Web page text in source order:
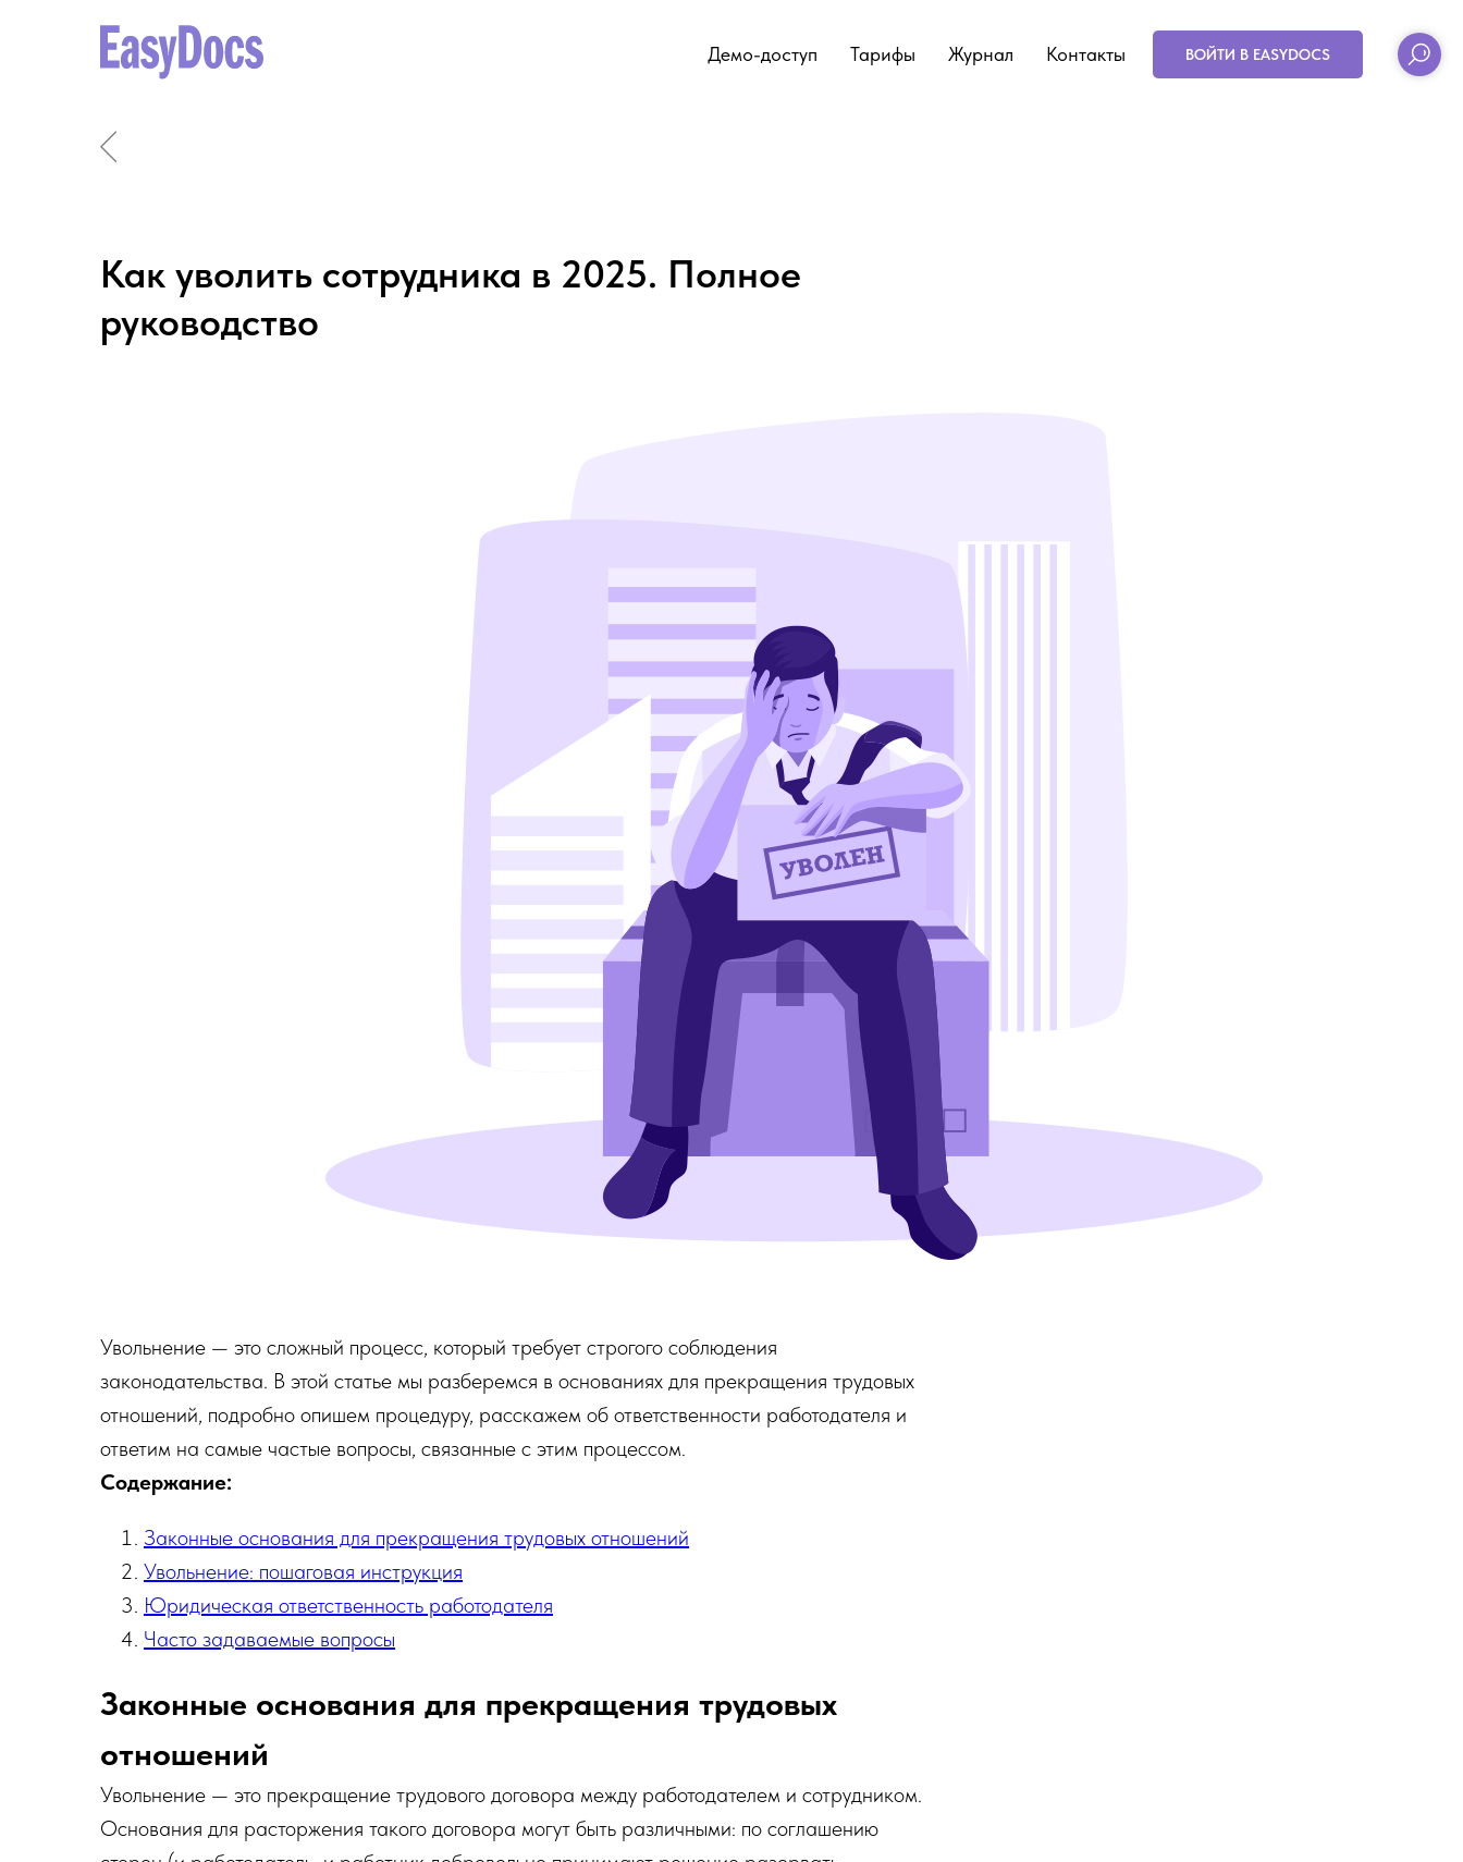
Демо-доступ Тарифы Журнал Контакты ВОЙТИ В EASYDOCS
Как уволить сотрудника в 2025. Полное
руководство
Увольнение — это сложный процесс, который требует строгого соблюдения
законодательства. В этой статье мы разберемся в основаниях для прекращения трудовых
отношений, подробно опишем процедуру, расскажем об ответственности работодателя и
ответим на самые частые вопросы, связанные с этим процессом.
Содержание:
Законные основания для прекращения трудовых отношений
Увольнение: пошаговая инструкция
Юридическая ответственность работодателя
Часто задаваемые вопросы
Законные основания для прекращения трудовых
отношений
Увольнение — это прекращение трудового договора между работодателем и сотрудником.
Основания для расторжения такого договора могут быть различными: по соглашению